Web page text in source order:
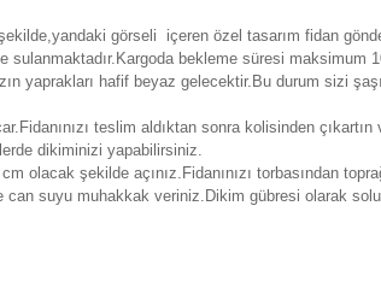
görseli içeren özel tasarım fidan
sulanmaktadır.Kargoda bekleme süresi maksimum
yaprakları hafif beyaz gelecektir.Bu durum sizi
teslim aldıktan sonra kolisinden
dikiminizi yapabilirsiniz.
olacak şekilde açınız.Fidanınızı torbasından
suyu muhakkak veriniz.Dikim gübresi olarak